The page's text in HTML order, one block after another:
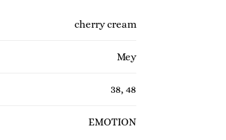
cherry cream
Mey
38, 48
EMOTION